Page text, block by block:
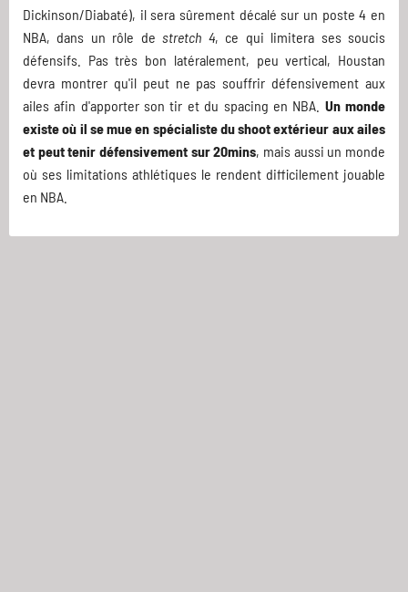
Dickinson/Diabaté), il sera sûrement décalé sur un poste 4 en
NBA, dans un rôle destretch 4, ce qui limitera ses soucis
défensifs. Pas très bon latéralement, peu vertical, Houstan
devra montrer qu'il peut ne pas souffrir défensivement aux
ailes afin d'apporter son tir et du spacing en NBA. Un monde
existe où il se mue en spécialiste du shoot extérieur aux ailes
et peut tenir défensivement sur 20mins, mais aussi un monde
où ses limitations athlétiques le rendent difficilement jouable
en NBA.